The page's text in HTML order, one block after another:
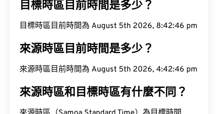
目標時區目前時間是多少？
目標時區目前時間為 August 5th 2026, 8:42:47 pm
來源時區目前時間是多少？
來源時區目前時間為 August 5th 2026, 4:42:47 pm
來源時區和目標時區有什麼不同？